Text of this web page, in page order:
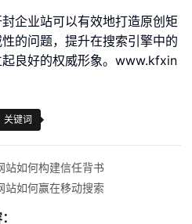
企业站可以有效地打造原创矩
的问题，提升在搜索引擎中的
良好的权威形象。www.kfxin
关键词
如何构建信任背书
如何赢在移动搜索